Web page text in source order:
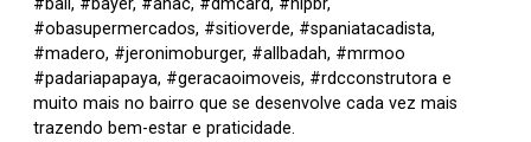
#ball, #bayer, #anac, #dmcard, #nipbr,
#obasupermercados, #sitioverde, #spaniatacadista,
#madero, #jeronimoburger, #allbadah, #mrmoo
#padariapapaya, #geracaoimoveis, #rdcconstrutora e
muito mais no bairro que se desenvolve cada vez mais
trazendo bem-estar e praticidade.